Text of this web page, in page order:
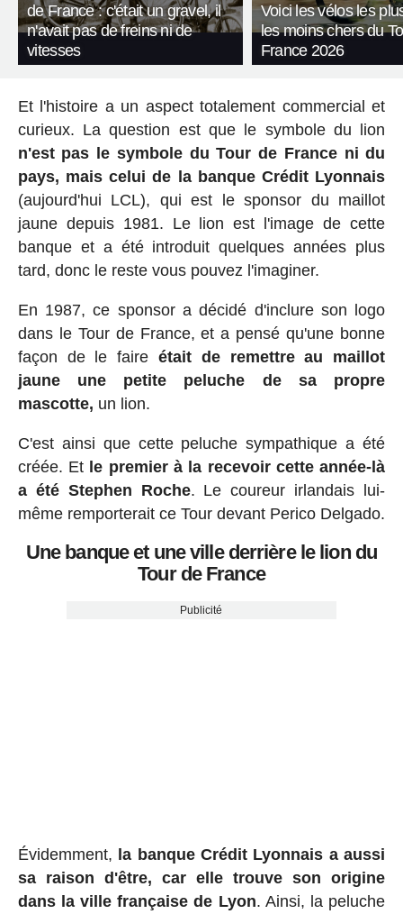
de France : c'était un gravel, il
n'avait pas de freins ni de
vitesses
Voici les vélos les
les moins chers du
France 2026
Et l'histoire a un aspect totalement commercial et
curieux. La question est que le symbole du lion
n'est pas le symbole du Tour de France ni du
pays, mais celui de la banque Crédit Lyonnais
(aujourd'hui LCL), qui est le sponsor du maillot
jaune depuis 1981. Le lion est l'image de cette
banque et a été introduit quelques années plus
tard, donc le reste vous pouvez l'imaginer.
En 1987, ce sponsor a décidé d'inclure son logo
dans le Tour de France, et a pensé qu'une bonne
façon de le faire était de remettre au maillot
jaune une petite peluche de sa propre
mascotte, un lion.
C'est ainsi que cette peluche sympathique a été
créée. Et le premier à la recevoir cette année-là
a été Stephen Roche. Le coureur irlandais lui-
même remporterait ce Tour devant Perico Delgado.
Une banque et une ville derrière le lion du
Tour de France
Publicité
Évidemment, la banque Crédit Lyonnais a aussi
sa raison d'être, car elle trouve son origine
dans la ville française de Lyon. Ainsi, la peluche